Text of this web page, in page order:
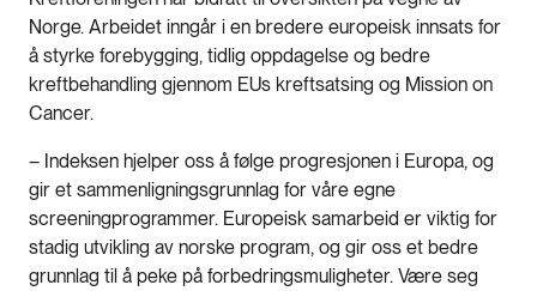
Norge. Arbeidet inngår i en bredere europeisk innsats for
å styrke forebygging, tidlig oppdagelse og bedre
kreftbehandling gjennom EUs kreftsatsing og Mission on
Cancer.
– Indeksen hjelper oss å følge progresjonen i Europa, og
gir et sammenligningsgrunnlag for våre egne
screeningprogrammer. Europeisk samarbeid er viktig for
stadig utvikling av norske program, og gir oss et bedre
grunnlag til å peke på forbedringsmuligheter. Være seg